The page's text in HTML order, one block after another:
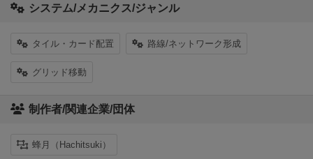
システム/メカニクス/ジャンル
タイル・カード配置 路線/ネットワーク形成
グリッド移動
制作者/関連企業/団体
蜂月（Hachitsuki）